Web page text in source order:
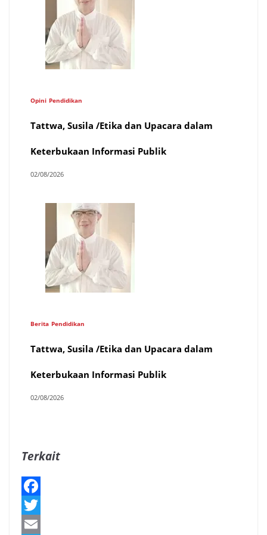
Opini Pendidikan
Tattwa, Susila /Etika dan Upacara dalam
Keterbukaan Informasi Publik
02/08/2026
Berita Pendidikan
Tattwa, Susila /Etika dan Upacara dalam
Keterbukaan Informasi Publik
02/08/2026
Terkait
F
aT